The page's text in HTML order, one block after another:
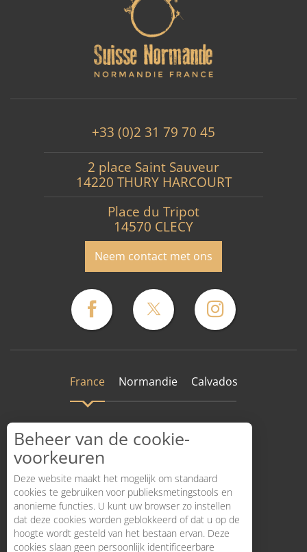
+33 (0)2 31 79 70 45
2 place Saint Sauveur
14220 THURY HARCOURT
Place du Tripot
14570 CLECY
Neem contact met ons
France Normandie Calvados
Hoe komt dat?
Beheer van de cookie-
voorkeuren
Deze website maakt het mogelijk om standaard
cookies te gebruiken voor publieksmetingstools en
anonieme functies. U kunt uw browser zo instellen
dat deze cookies worden geblokkeerd of dat u op de
hoogte wordt gesteld van het bestaan ervan. Deze
cookies slaan geen persoonlijk identificeerbare